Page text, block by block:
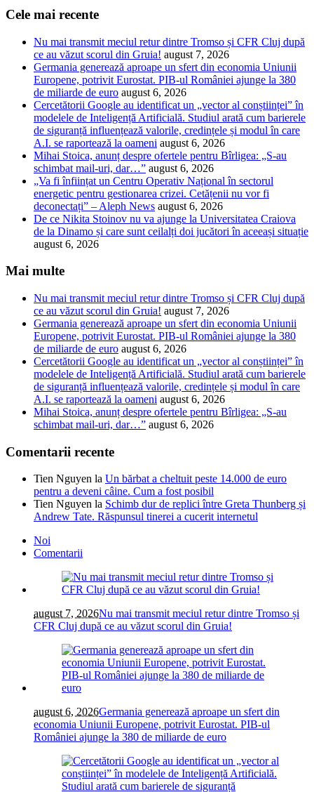
Cele mai recente
Nu mai transmit meciul retur dintre Tromso și CFR Cluj după
ce au văzut scorul din Gruia! august 7, 2026
Germania generează aproape un sfert din economia Uniunii
Europene, potrivit Eurostat. PIB-ul României ajunge la 380
de miliarde de euro august 6, 2026
Cercetătorii Google au identificat un „vector al conștiinței” în
modelele de Inteligență Artificială. Studiul arată cum barierele
de siguranță influențează valorile, credințele și modul în care
A.I. se raportează la oameni august 6, 2026
Mihai Stoica, anunț despre ofertele pentru Bîrligea: „S-au
schimbat mail-uri, dar…” august 6, 2026
„Va fi înființat un Centru Operativ Național în sectorul
energetic pentru gestionarea crizei. Cetățenii nu vor fi
deconectați” – Aleph News august 6, 2026
De ce Nikita Stoinov nu va ajunge la Universitatea Craiova
de la Dinamo și care sunt ceilalți doi jucători în aceeași situație
august 6, 2026
Mai multe
Nu mai transmit meciul retur dintre Tromso și CFR Cluj după
ce au văzut scorul din Gruia! august 7, 2026
Germania generează aproape un sfert din economia Uniunii
Europene, potrivit Eurostat. PIB-ul României ajunge la 380
de miliarde de euro august 6, 2026
Cercetătorii Google au identificat un „vector al conștiinței” în
modelele de Inteligență Artificială. Studiul arată cum barierele
de siguranță influențează valorile, credințele și modul în care
A.I. se raportează la oameni august 6, 2026
Mihai Stoica, anunț despre ofertele pentru Bîrligea: „S-au
schimbat mail-uri, dar…” august 6, 2026
Comentarii recente
Tien Nguyen la Un bărbat a cheltuit peste 14.000 de euro
pentru a deveni câine. Cum a fost posibil
Tien Nguyen la Schimb dur de replici între Greta Thunberg și
Andrew Tate. Răspunsul tinerei a cucerit internetul
Noi
Comentarii
august 7, 2026Nu mai transmit meciul retur dintre Tromso și
CFR Cluj după ce au văzut scorul din Gruia!
august 6, 2026Germania generează aproape un sfert din
economia Uniunii Europene, potrivit Eurostat. PIB-ul
României ajunge la 380 de miliarde de euro